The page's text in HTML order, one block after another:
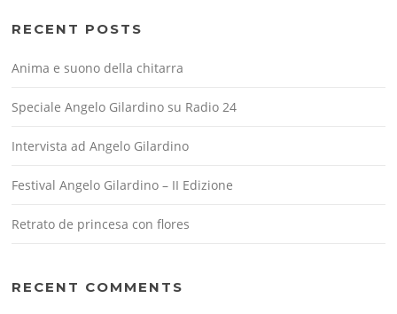
RECENT POSTS
Anima e suono della chitarra
Speciale Angelo Gilardino su Radio 24
Intervista ad Angelo Gilardino
Festival Angelo Gilardino – II Edizione
Retrato de princesa con flores
RECENT COMMENTS